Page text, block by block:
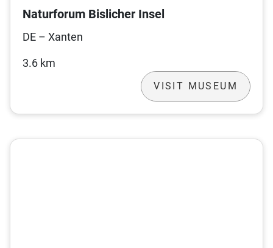
Naturforum Bislicher Insel
DE – Xanten
3.6 km
VISIT MUSEUM